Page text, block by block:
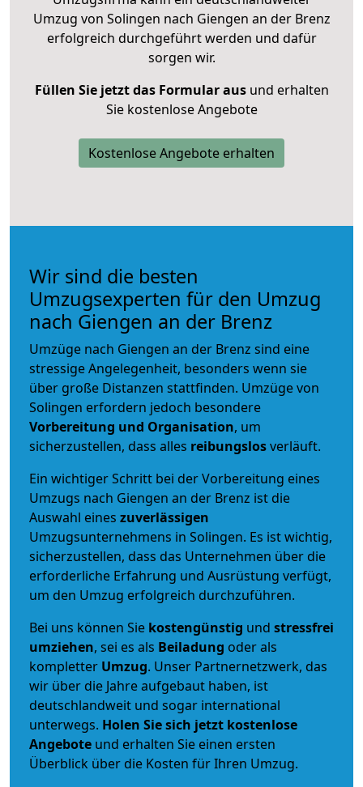
Umzug von Solingen nach Giengen an der Brenz
erfolgreich durchgeführt werden und dafür
sorgen wir.
Füllen Sie jetzt das Formular ausund erhalten
Sie kostenlose Angebote
Kostenlose Angebote erhalten
Wir sind die besten
Umzugsexperten für den Umzug
nach Giengen an der Brenz
Umzüge nach Giengen an der Brenz sind eine
stressige Angelegenheit, besonders wenn sie
über große Distanzen stattfinden. Umzüge von
Solingen erfordern jedoch besondere
Vorbereitung und Organisation, um
sicherzustellen, dass alles reibungslosverläuft.
Ein wichtiger Schritt bei der Vorbereitung eines
Umzugs nach Giengen an der Brenz ist die
Auswahl eines zuverlässigen
Umzugsunternehmens in Solingen. Es ist wichtig,
sicherzustellen, dass das Unternehmen über die
erforderliche Erfahrung und Ausrüstung verfügt,
um den Umzug erfolgreich durchzuführen.
Bei uns können Sie kostengünstig und stressfrei
umziehen, sei es als Beiladung oder als
kompletter Umzug. Unser Partnernetzwerk, das
wir über die Jahre aufgebaut haben, ist
deutschlandweit und sogar international
unterwegs. Holen Sie sich jetzt kostenlose
Angebote und erhalten Sie einen ersten
Überblick über die Kosten für Ihren Umzug.